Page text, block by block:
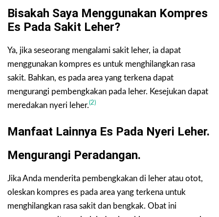
Bisakah Saya Menggunakan Kompres
Es Pada Sakit Leher?
Ya, jika seseorang mengalami sakit leher, ia dapat
menggunakan kompres es untuk menghilangkan rasa
sakit. Bahkan, es pada area yang terkena dapat
mengurangi pembengkakan pada leher. Kesejukan dapat
meredakan nyeri leher.(2)
Manfaat Lainnya Es Pada Nyeri Leher.
Mengurangi Peradangan.
Jika Anda menderita pembengkakan di leher atau otot,
oleskan kompres es pada area yang terkena untuk
menghilangkan rasa sakit dan bengkak. Obat ini